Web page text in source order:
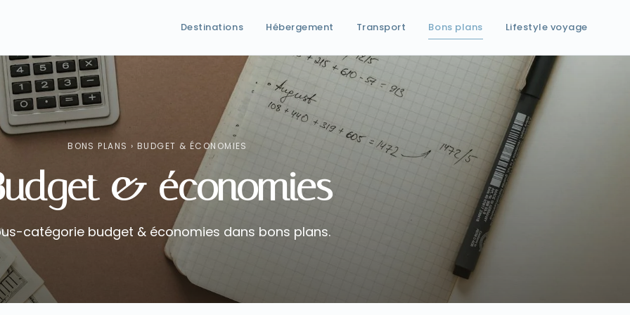
Destinations Hébergement Transport Bons plans Lifestyle voyage
BONS PLANS › BUDGET & ÉCONOMIES
& économies
catégorie budget & économies dans bons plans.